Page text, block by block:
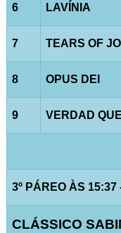
6 LAVÍNIA
7 TEARS OF
8 OPUS DEI
9 VERDAD QUE
3º PÁREO ÀS 15:37
CLÁSSICO